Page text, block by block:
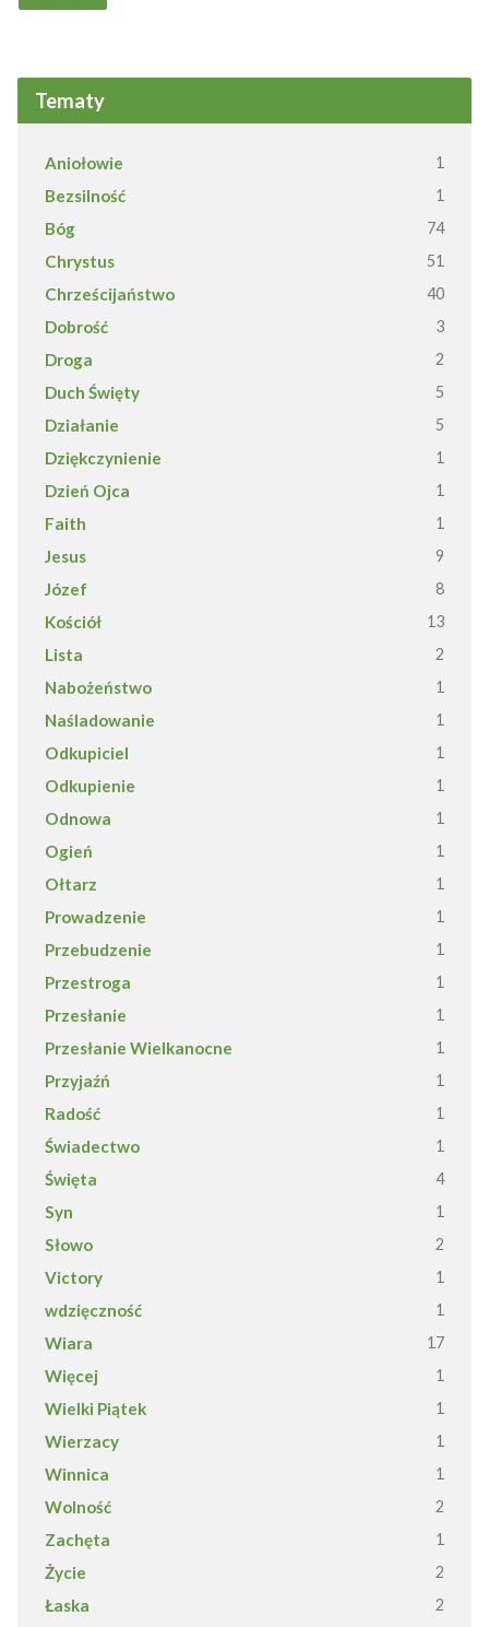
Tematy
Aniołowie 1
Bezsilność 1
Bóg 74
Chrystus 51
Chrześcijaństwo 40
Dobrość 3
Droga 2
Duch Święty 5
Działanie 5
Dziękczynienie 1
Dzień Ojca 1
Faith 1
Jesus 9
Józef 8
Kościół 13
Lista 2
Nabożeństwo 1
Naśladowanie 1
Odkupiciel 1
Odkupienie 1
Odnowa 1
Ogień 1
Ołtarz 1
Prowadzenie 1
Przebudzenie 1
Przestroga 1
Przesłanie 1
Przesłanie Wielkanocne 1
Przyjaźń 1
Radość 1
Świadectwo 1
Święta 4
Syn 1
Słowo 2
Victory 1
wdzięczność 1
Wiara 17
Więcej 1
Wielki Piątek 1
Wierzacy 1
Winnica 1
Wolność 2
Zachęta 1
Życie 2
Łaska 2